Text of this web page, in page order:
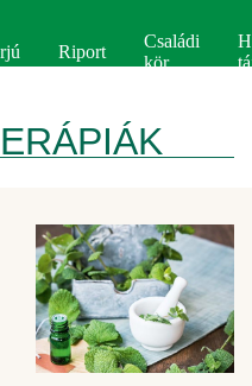
Riport
Családi
kör